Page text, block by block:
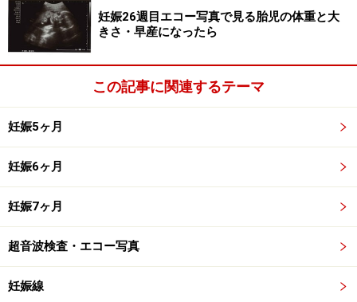
よくあります。
いずれにしても、赤ちゃんは、お母さんが胎動を感じる
ずっと前からに元気に動いているのです。健診での超音
波検査で赤ちゃんが動いている様子がわかるので、「ま
だかしら……」とあまり気にしすぎないようにしてくださ
い。
赤ちゃんは眠ったり起きたりしている
さて、赤ちゃんはおなかの中でどのように暮らしている
のでしょう？ 赤ちゃんは、お母さんと一緒に寝たり起き
たりしているのではありません。外の世界とは関係な
妊娠26週目エコー写真で見る胎児の体重と大
きさ・早産になったら
この記事に関連するテーマ
妊娠5ヶ月
妊娠6ヶ月
妊娠7ヶ月
超音波検査・エコー写真
妊娠線